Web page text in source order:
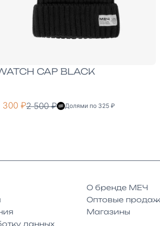
CAP BLACK
300 ₽2 500 ₽ Долями по 325 ₽
данных
О бренде МЕЧ
Оптовые
Магазины